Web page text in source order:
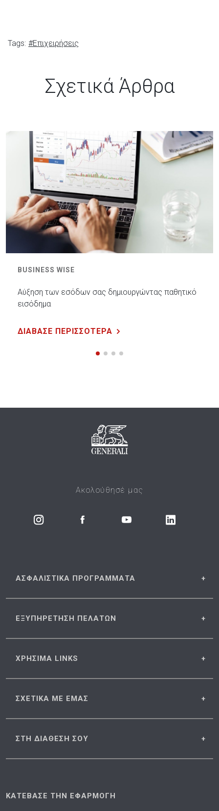
Tags: #Επιχειρήσεις
Σχετικά Άρθρα
BUSINESS WISE
Αύξηση των εσόδων σας δημιουργώντας παθητικό
εισόδημα
ΔΙΑΒΑΣΕ ΠΕΡΙΣΣΟΤΕΡΑ
Ακολούθησέ μας
ΑΣΦΑΛΙΣΤΙΚΑ ΠΡΟΓΡΑΜΜΑΤΑ
ΕΞΥΠΗΡΕΤΗΣΗ ΠΕΛΑΤΩΝ
ΧΡΗΣΙΜΑ LINKS
ΣΧΕΤΙΚΑ ΜΕ ΕΜΑΣ
ΣΤΗ ΔΙΑΘΕΣΗ ΣΟΥ
ΚΑΤΕΒΑΣΕ ΤΗΝ ΕΦΑΡΜΟΓΗ